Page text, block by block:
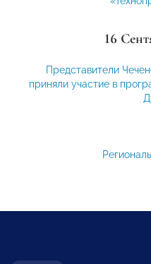
16
Представители
приняли участие в